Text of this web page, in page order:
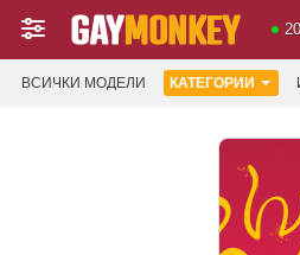
ВСИЧКИ МОДЕЛИ КАТЕГОРИИ